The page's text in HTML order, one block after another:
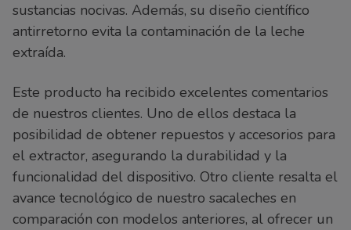
sustancias nocivas. Además, su diseño científico
antirretorno evita la contaminación de la leche
extraída.
Este producto ha recibido excelentes comentarios
de nuestros clientes. Uno de ellos destaca la
posibilidad de obtener repuestos y accesorios para
el extractor, asegurando la durabilidad y la
funcionalidad del dispositivo. Otro cliente resalta el
avance tecnológico de nuestro sacaleches en
comparación con modelos anteriores, al ofrecer un